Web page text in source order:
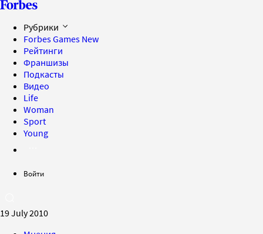
Рубрики
Forbes Games New
Рейтинги
Франшизы
Подкасты
Видео
Life
Woman
Sport
Young
Войти
19 July 2010